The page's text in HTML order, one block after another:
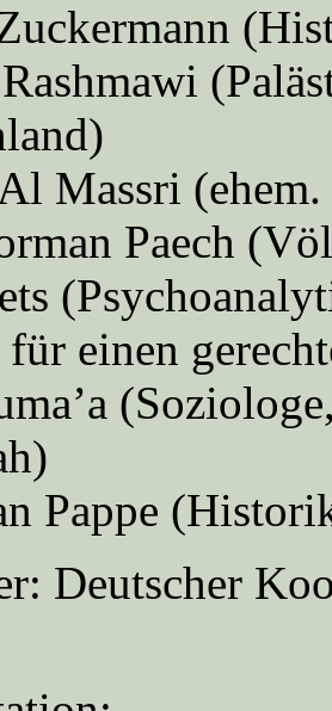
Massri
Paech
für einen
Pappe
Deutscher